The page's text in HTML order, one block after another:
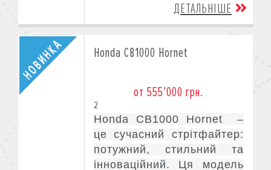
ДЕТАЛЬНІШЕ
Honda CB1000 Hornet
от 555’000 грн.
2
Honda CB1000 Hornet –
це сучасний стрітфайтер:
потужний, стильний та
інноваційний. Ця модель